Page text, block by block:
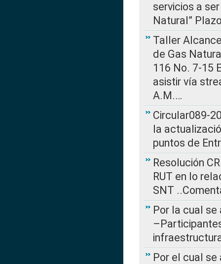
servicios a
Natural”
Taller
de Gas
116 No. 7-15
asistir vía
A.M.…
Circular089-
la
puntos de
Resolución
RUT en lo
SNT
Por la cual se
Por el cual